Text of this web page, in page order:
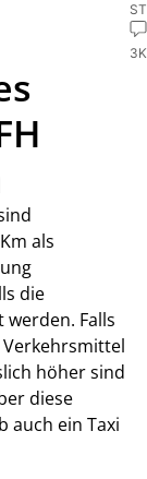
als
die
Falls
höher sind
diese
auch ein Taxi